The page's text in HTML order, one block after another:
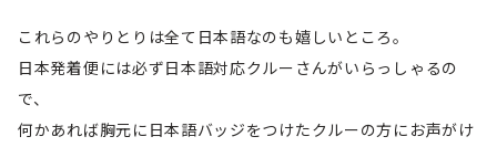
これらのやりとりは全て日本語なのも嬉しいところ。
日本発着便には必ず日本語対応クルーさんがいらっしゃるの
で、
何かあれば胸元に日本語バッジをつけたクルーの方にお声がけ